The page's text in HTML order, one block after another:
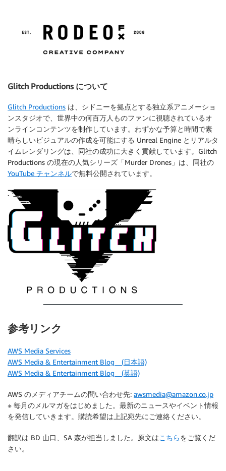
Glitch Productions について
Glitch Productions は、シドニーを拠点とする独立系アニメーショ
ンスタジオで、世界中の何百万人ものファンに視聴されているオ
ンラインコンテンツを制作しています。わずかな予算と時間で素
晴らしいビジュアルの作成を可能にする Unreal Engine とリアルタ
イムレンダリングは、同社の成功に大きく貢献しています。Glitch
Productions の現在の人気シリーズ「Murder Drones」は、同社の
YouTube チャンネルで無料公開されています。
参考リンク
AWS Media Services
AWS Media & Entertainment Blog (日本語)
AWS Media & Entertainment Blog (英語)
AWS のメディアチームの問い合わせ先: awsmedia@amazon.co.jp
※ 毎月のメルマガをはじめました。最新のニュースやイベント情報
を発信していきます。購読希望は上記宛先にご連絡ください。
翻訳は BD 山口、SA 森が担当しました。原文はこちらをご覧くだ
さい。